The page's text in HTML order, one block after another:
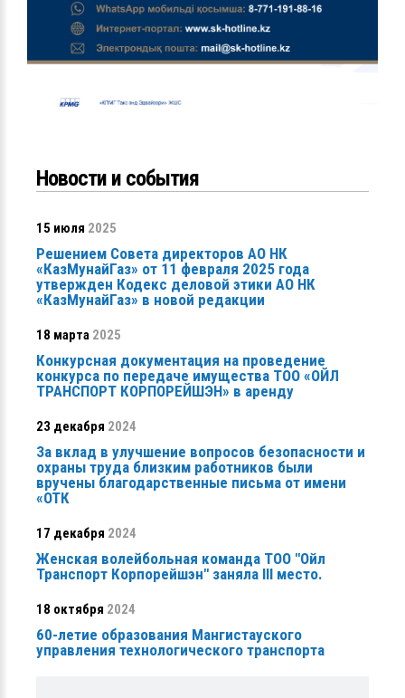
Новости и события
15 июля 2025
Решением Совета директоров АО НК
«КазМунайГаз» от 11 февраля 2025 года
утвержден Кодекс деловой этики АО НК
«КазМунайГаз» в новой редакции
18 марта 2025
Конкурсная документация на проведение
конкурса по передаче имущества ТОО «ОЙЛ
ТРАНСПОРТ КОРПОРЕЙШЭН» в аренду
23 декабря 2024
За вклад в улучшение вопросов безопасности и
охраны труда близким работников были
вручены благодарственные письма от имени
«ОТК
17 декабря 2024
Женская волейбольная команда ТОО "Ойл
Транспорт Корпорейшэн" заняла ІІІ место.
18 октября 2024
60-летие образования Мангистауского
управления технологического транспорта